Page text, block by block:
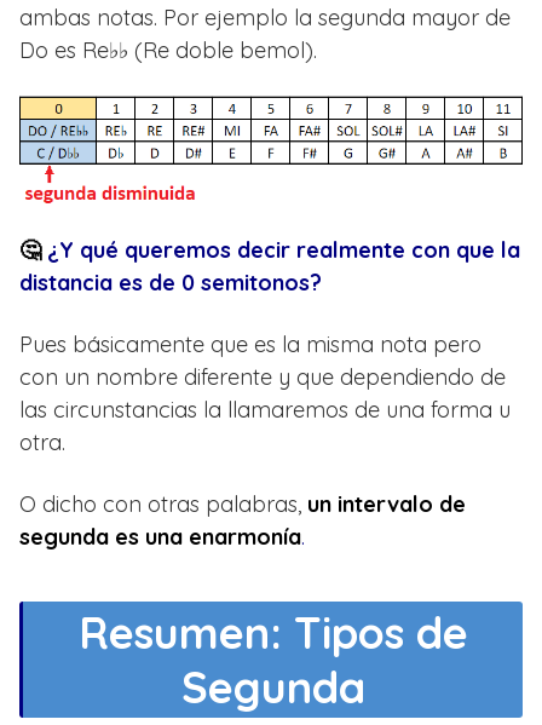
ambas notas. Por ejemplo la segunda mayor de
Do es Re♭♭ (Re doble bemol).
🤔 ¿Y qué queremos decir realmente con que la
distancia es de 0 semitonos?
Pues básicamente que es la misma nota pero
con un nombre diferente y que dependiendo de
las circunstancias la llamaremos de una forma u
otra.
O dicho con otras palabras, un intervalo de
segunda es una enarmonía.
Resumen: Tipos de
Segunda